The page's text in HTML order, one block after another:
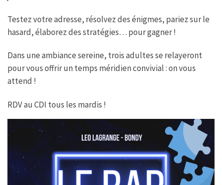
k
n
p
Testez votre adresse, résolvez des énigmes, pariez sur le
hasard, élaborez des stratégies… pour gagner !
Dans une ambiance sereine, trois adultes se relayeront
pour vous offrir un temps méridien convivial : on vous
attend !
RDV au CDI tous les mardis !